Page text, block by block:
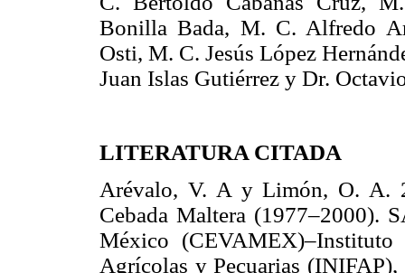
Bonilla Bada, M. C. Alfredo
Osti, M. C. Jesús López
Juan Islas Gutiérrez y Dr.
LITERATURA CITADA
Arévalo, V. A y Limón, O. A.
Cebada Maltera (1977–2000).
México (CEVAMEX)–Instituto
Agrícolas y Pecuarias